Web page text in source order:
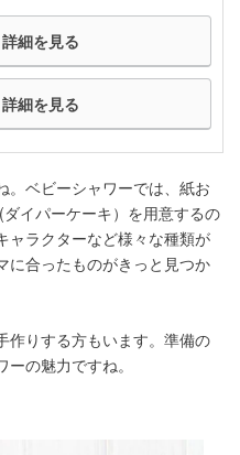
詳細を見る
詳細を見る
。ベビーシャワーでは、紙お
イパーケーキ）を用意するの
ャラクターなど様々な種類が
に合ったものがきっと見つか
作りする方もいます。準備の
の魅力ですね。